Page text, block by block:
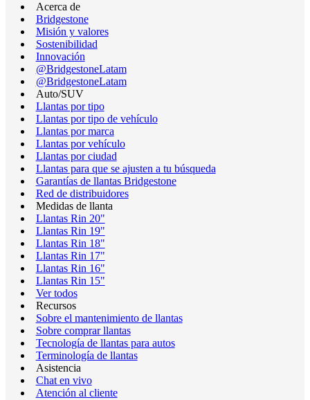
Acerca de
Bridgestone
Misión y valores
Sostenibilidad
Innovación
@BridgestoneLatam
@BridgestoneLatam
Auto/SUV
Llantas por tipo
Llantas por tipo de vehículo
Llantas por marca
Llantas por vehículo
Llantas por ciudad
Llantas para que se ajusten a tu búsqueda
Garantías de llantas Bridgestone
Red de distribuidores
Medidas de llanta
Llantas Rin 20"
Llantas Rin 19"
Llantas Rin 18"
Llantas Rin 17"
Llantas Rin 16"
Llantas Rin 15"
Ver todos
Recursos
Sobre el mantenimiento de llantas
Sobre comprar llantas
Tecnología de llantas para autos
Terminología de llantas
Asistencia
Chat en vivo
Atención al cliente